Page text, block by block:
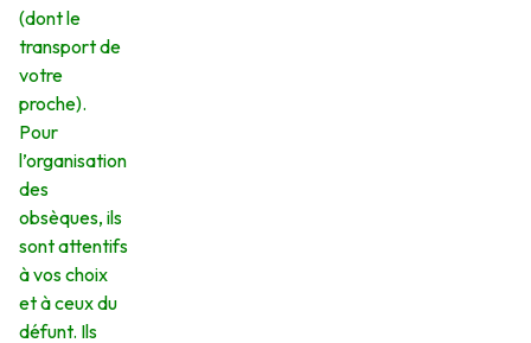
(dont le
transport de
votre
proche).
Pour
l’organisation
des
obsèques, ils
sont attentifs
à vos choix
et à ceux du
défunt. Ils